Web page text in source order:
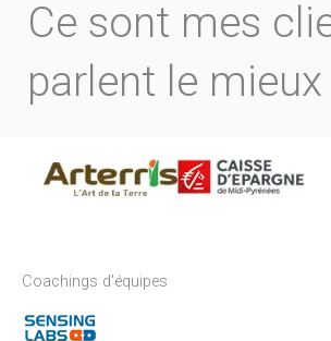
Ce sont mes
parlent le
Coachings d'équipes